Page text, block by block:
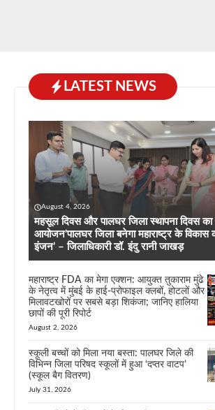
LATEST NEWS
August 4, 2026
महसूल दिवस और पालघर जिला स्थापना दिवस का
आयोजन’पालघर जिला बनेगा महाराष्ट्र के विकास
इंजन’ – जिलाधिकारी डॉ. इंदु रानी जाखड़
महाराष्ट्र FDA का मेगा एक्शन: आयुक्त तुकाराम मुंढे
के नेतृत्व में मुंबई के हाई-प्रोफाइल क्लबों, होटलों और
मिलावटखोरों पर सबसे बड़ा शिकंजा; जानिए हालिया
छापों की पूरी रिपोर्ट
August 2, 2026
स्कूली बच्चों को मिला नया बस्ता: पालघर जिले की
विभिन्न जिला परिषद स्कूलों में हुआ ‘दप्तर वाटप’
(स्कूल बैग वितरण)
July 31, 2026